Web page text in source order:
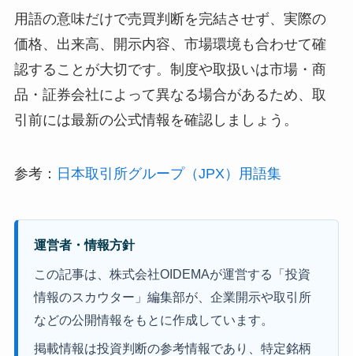
用語の意味だけで売買判断を完結させず、実際の
価格、出来高、開示内容、市場環境も合わせて確
認することが大切です。制度や取扱いは市場・商
品・証券会社によって異なる場合があるため、取
引前には最新の公式情報を確認しましょう。
参考： 日本取引所グループ（JPX）用語集
運営者・情報方針
この記事は、株式会社OIDEMAが運営する「投資
情報のスカウター」編集部が、企業開示や取引所
などの公開情報をもとに作成しています。
掲載情報は投資判断の参考情報であり、特定銘柄